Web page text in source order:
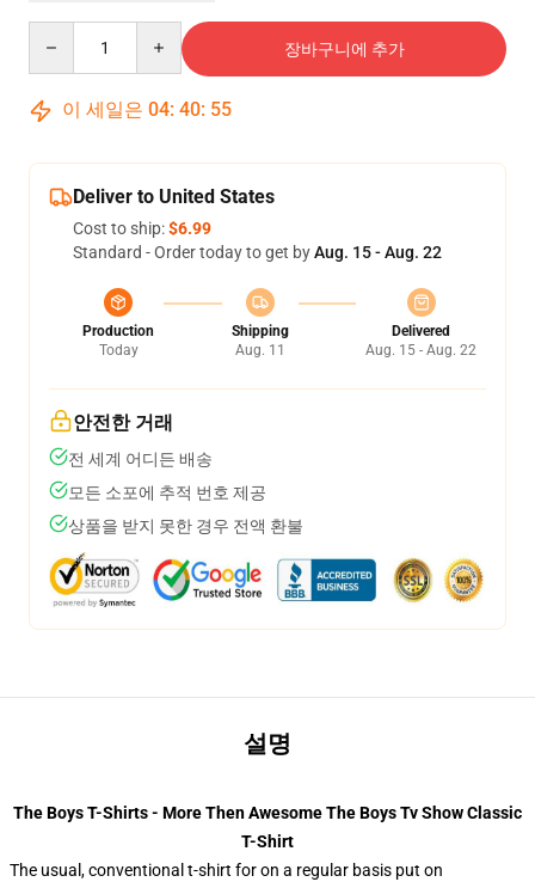
장바구니에 추가
이 세일은 04: 40: 54
Deliver to United States
Cost to ship:$6.99
Standard - Order today to get byAug. 15 - Aug. 22
Production
Today
Shipping
Aug. 11
Delivered
Aug. 15 - Aug. 22
안전한 거래
전 세계 어디든 배송
모든 소포에 추적 번호 제공
상품을 받지 못한 경우 전액 환불
설명
The Boys T-Shirts - More Then Awesome The Boys Tv Show Classic
T-Shirt
The usual, conventional t-shirt for on a regular basis put on